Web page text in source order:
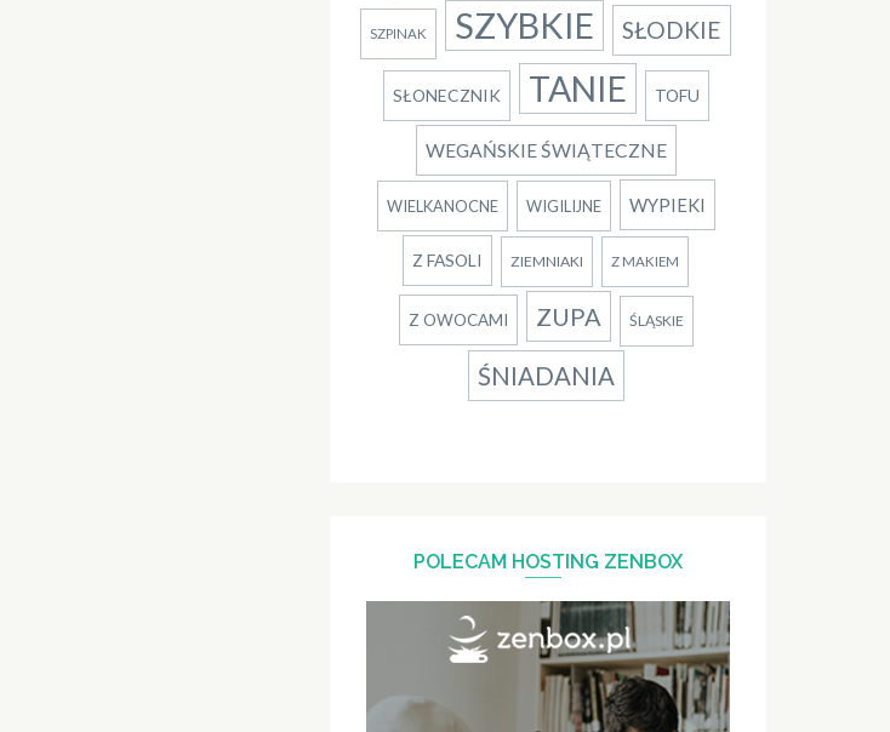
SZPINAK SZYBKIE SŁODKIE
SŁONECZNIK TANIE TOFU
WEGAŃSKIE ŚWIĄTECZNE
WIELKANOCNE WIGILIJNE WYPIEKI
Z FASOLI ZIEMNIAKI Z MAKIEM
Z OWOCAMI ZUPA ŚLĄSKIE
ŚNIADANIA
POLECAM HOSTING ZENBOX